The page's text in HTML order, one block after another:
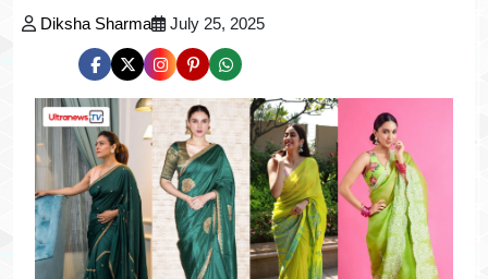
Diksha Sharma July 25, 2025